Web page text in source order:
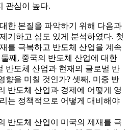
관심이 높다.
한 본질을 파악하기 위해 다음과
기하고 심도 있게 분석하였다. 첫
를 극복하고 반도체 산업을 계속
째, 중국의 반도체 산업에 대한
반도체 산업과 현재의 글로벌 반
향을 미칠 것인가? 셋째, 미중 반
반도체 산업과 경제에 어떻게 영
는 정책적으로 어떻게 대비해야
반도체 산업이 미국의 제재를 극